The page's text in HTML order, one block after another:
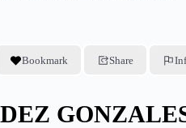
Bookmark Share